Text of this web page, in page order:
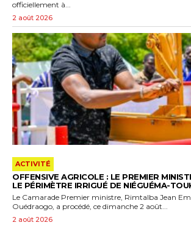
officiellement à...
2 août 2026
ACTIVITÉ
OFFENSIVE AGRICOLE : LE PREMIER
LE PÉRIMÈTRE IRRIGUÉ DE NIÉGUÉMA-
Le Camarade Premier ministre, Rimtalba Jean
Ouédraogo, a procédé, ce dimanche 2 août...
2 août 2026